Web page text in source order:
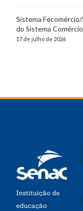
Sistema
do Sistema
17 de julho de 2026
Instituição de
educação